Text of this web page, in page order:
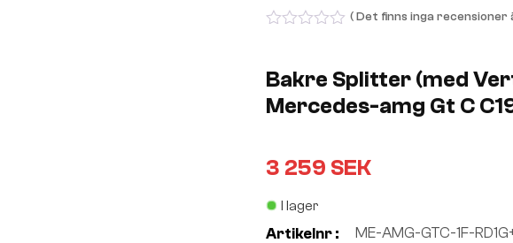
of
5
( Det finns inga recensioner
Bakre Splitter (med
Mercedes-amg Gt C
3 259 SEK
I lager
Artikelnr : ME-AMG-GTC-1F-